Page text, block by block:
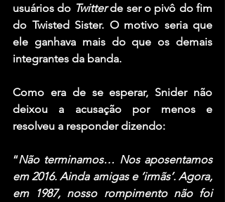
usuários do Twitter de ser o pivô do fim
do Twisted Sister. O motivo seria que
ele ganhava mais do que os demais
integrantes da banda.
Como era de se esperar, Snider não
deixou a acusação por menos e
resolveu a responder dizendo:
“Não terminamos… Nos aposentamos
em 2016. Ainda amigas e ‘irmãs’. Agora,
em 1987, nosso rompimento não foi